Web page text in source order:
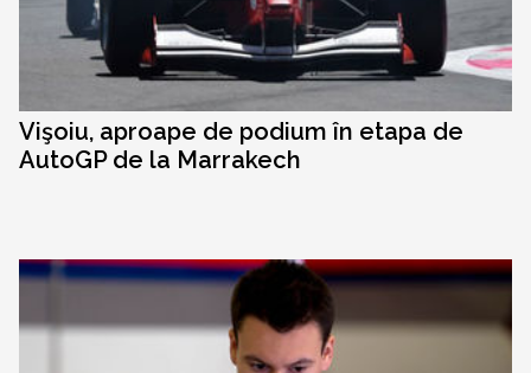
Vişoiu, aproape de podium în etapa de
AutoGP de la Marrakech